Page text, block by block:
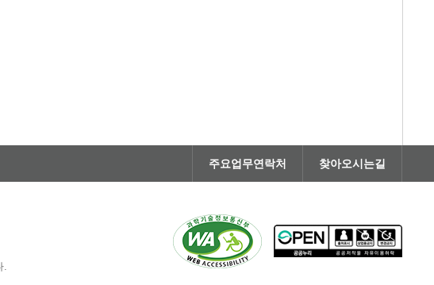
주요업무연락처 찾아오시는길
.